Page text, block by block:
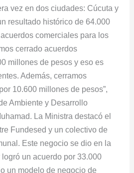
vez en dos ciudades: Cúcuta y
resultado histórico de 64.000
comerciales para los
cerrado acuerdos
millones de pesos y eso es
Además, cerramos
10.600 millones de pesos”,
Ambiente y Desarrollo
La Ministra destacó el
Fundesed y un colectivo de
Este negocio se dio en la
un acuerdo por 33.000
un modelo de negocio de